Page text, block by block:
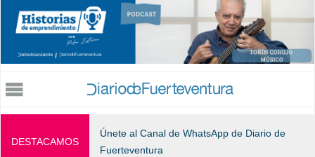
Jump to navigation
DESTACAMOS
Únete al Canal de WhatsApp de Diario de
Fuerteventura